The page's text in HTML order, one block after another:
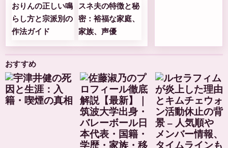
おりんの正しい鳴
らし方と宗派別の
作法ガイド
スネ夫の特徴と秘
密：裕福な家庭、
家族、声優
おすすめ